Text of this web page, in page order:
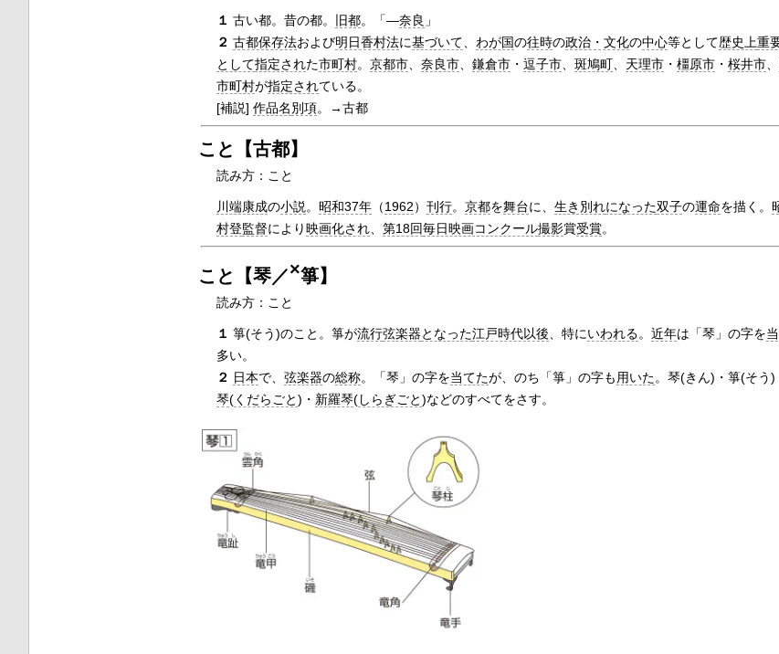
１ 古い都。昔の都。 旧都。「―奈良 」
２ 古都保存法および明日香村法に基づいて わが国の往時の政治・文化の中心等として歴史上重
として指定された市町村。京都市 、奈良市 、鎌倉市 ・逗子市 、斑鳩町 天理市 ・橿原市 ・桜井市
市町村が指定されている。
[補説]作品名別項。→古都
こと【古都】
読み方：こと
川端康成の小説 。 昭和37年 （1962）刊行。京都を舞台に、生き別れになった双子の運命を描く。
村登監督により映画化され 、第18回毎日映画コンクール撮影賞受賞。
こと【琴／×箏】
読み方：こと
１ 箏(そう)のこと。箏が流行弦楽器となった江戸時代以後、特にいわれる。近年は「琴」の字を
多い。
２ 日本で、弦楽器の総称。「琴」の字を当てたが、のち「箏」の字も用いた。琴(きん)・箏(そう)
琴(くだらごと)・ 新羅琴(しらぎごと)などのすべてをさす。